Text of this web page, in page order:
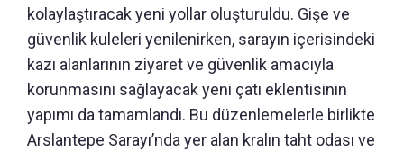
kolaylaştıracak yeni yollar oluşturuldu. Gişe ve
güvenlik kuleleri yenilenirken, sarayın içerisindeki
kazı alanlarının ziyaret ve güvenlik amacıyla
korunmasını sağlayacak yeni çatı eklentisinin
yapımı da tamamlandı. Bu düzenlemelerle birlikte
Arslantepe Sarayı’nda yer alan kralın taht odası ve